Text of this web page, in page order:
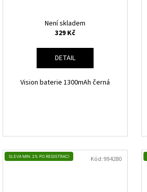
Není skladem
329 Kč
DETAIL
Vision baterie 1300mAh černá
SLEVA MIN. 2% PO REGISTRACI Kód:994280